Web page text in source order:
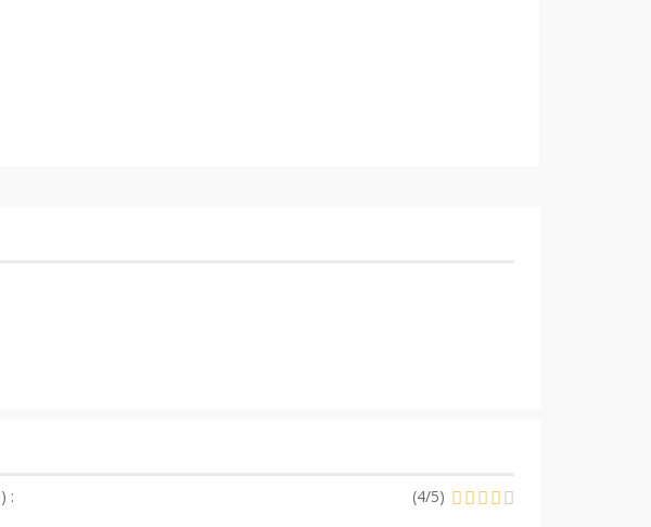
) : (4/5)